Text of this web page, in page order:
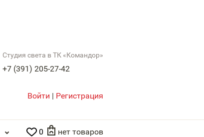
Студия света в ТК «Командор»
+7 (391) 205-27-42
Войти | Регистрация
0 нет товаров